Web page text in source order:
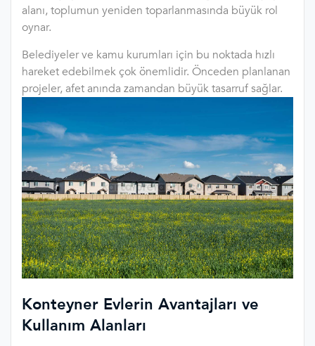
alanı, toplumun yeniden toparlanmasında büyük rol
oynar.
Belediyeler ve kamu kurumları için bu noktada hızlı
hareket edebilmek çok önemlidir. Önceden planlanan
projeler, afet anında zamandan büyük tasarruf sağlar.
Konteyner Evlerin Avantajları ve
Kullanım Alanları